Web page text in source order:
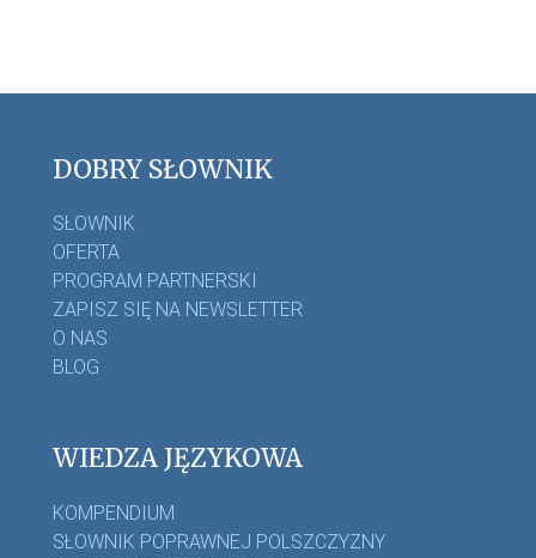
DOBRY SŁOWNIK
SŁOWNIK
OFERTA
PROGRAM PARTNERSKI
ZAPISZ SIĘ NA NEWSLETTER
O NAS
BLOG
WIEDZA JĘZYKOWA
KOMPENDIUM
SŁOWNIK POPRAWNEJ POLSZCZYZNY